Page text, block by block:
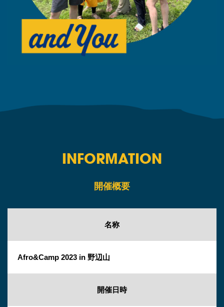
INFORMATION
開催概要
名称
Afro&Camp 2023 in 野辺山
開催日時